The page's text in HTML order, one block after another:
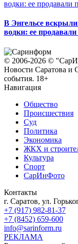
В Энгельсе вскрыли
водки: ее
© 2006-2026 ©
Новости Саратова и
события. 18+
Навигация
Общество
Происшествия
Суд
Политика
Экономика
ЖКХ и
Культура
Спорт
СарИнФото
Контакты
г. Саратов, ул.
+7 (917) 982-81-37
+7 (8452) 659-600
info@sarinform.ru
РЕКЛАМА